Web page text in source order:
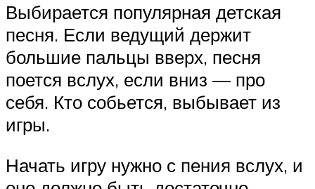
Выбирается популярная детская
песня. Если ведущий держит
большие пальцы вверх, песня
поется вслух, если вниз — про
себя. Кто собьется, выбывает из
игры.
Начать игру нужно с пения вслух, и